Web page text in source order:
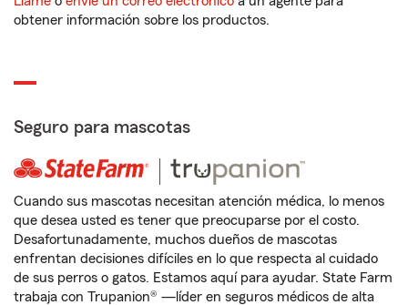
obtener información sobre los productos.
Seguro para mascotas
Cuando sus mascotas necesitan atención médica, lo menos
que desea usted es tener que preocuparse por el costo.
Desafortunadamente, muchos dueños de mascotas
enfrentan decisiones difíciles en lo que respecta al cuidado
de sus perros o gatos. Estamos aquí para ayudar. State Farm
trabaja con Trupanion® —líder en seguros médicos de alta